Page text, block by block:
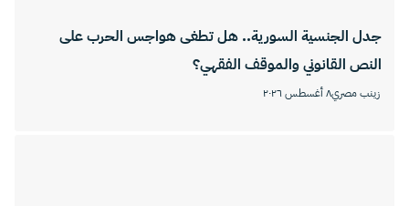
جدل الجنسية السورية.. هل تطغى هواجس الحرب على
النص القانوني والموقف الفقهي؟
زينب مصري٨ أغسطس ٢٠٢٦